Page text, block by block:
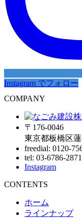
Instagram でフォロー
COMPANY
〒176-0046
東京都板橋区蓮
freedial: 0120-
tel: 03-6786-2871
Instagram
CONTENTS
ホーム
ラインナップ